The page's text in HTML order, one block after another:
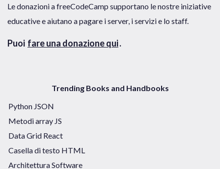
Le donazioni a freeCodeCamp supportano le nostre iniziative
educative e aiutano a pagare i server, i servizi e lo staff.
Puoi fare una donazione qui.
Trending Books and Handbooks
Python JSON
Metodi array JS
Data Grid React
Casella di testo HTML
Architettura Software